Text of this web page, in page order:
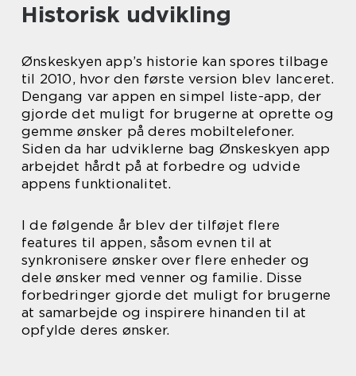
Historisk udvikling
Ønskeskyen app’s historie kan spores tilbage
til 2010, hvor den første version blev lanceret.
Dengang var appen en simpel liste-app, der
gjorde det muligt for brugerne at oprette og
gemme ønsker på deres mobiltelefoner.
Siden da har udviklerne bag Ønskeskyen app
arbejdet hårdt på at forbedre og udvide
appens funktionalitet.
I de følgende år blev der tilføjet flere
features til appen, såsom evnen til at
synkronisere ønsker over flere enheder og
dele ønsker med venner og familie. Disse
forbedringer gjorde det muligt for brugerne
at samarbejde og inspirere hinanden til at
opfylde deres ønsker.